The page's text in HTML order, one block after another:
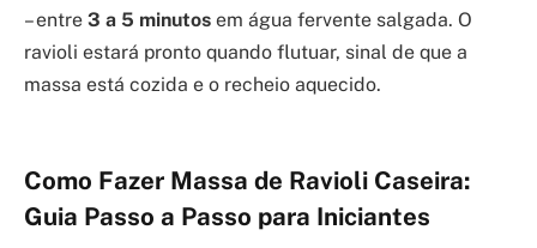
– entre 3 a 5 minutos em água fervente salgada. O
ravioli estará pronto quando flutuar, sinal de que a
massa está cozida e o recheio aquecido.
Como Fazer Massa de Ravioli Caseira:
Guia Passo a Passo para Iniciantes